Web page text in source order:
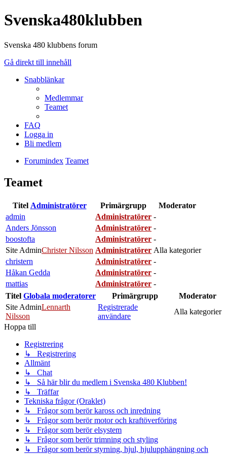
Svenska480klubben
Svenska 480 klubbens forum
Gå direkt till innehåll
Snabblänkar
Medlemmar
Teamet
FAQ
Logga in
Bli medlem
Forumindex Teamet
Teamet
Titel Administratörer Primärgrupp
Moderator
admin
Administratörer -
Anders Jönsson
Administratörer -
boostofta
Administratörer -
Site AdminChrister Nilsson Administratörer Alla kategorier
christern
Administratörer -
Håkan Gedda
Administratörer -
mattias
Administratörer -
Titel Globala moderatorer Primärgrupp
Moderator
Site AdminLennarth
Nilsson
Registrerade
användare
Alla kategorier
Hoppa till
Registrering
↳ Registrering
Allmänt
↳ Chat
↳ Så här blir du medlem i Svenska 480 Klubben!
↳ Träffar
Tekniska frågor (Oraklet)
↳ Frågor som berör kaross och inredning
↳ Frågor som berör motor och kraftöverföring
↳ Frågor som berör elsystem
↳ Frågor som berör trimning och styling
↳ Frågor som berör styrning, hjul, hjulupphängning och